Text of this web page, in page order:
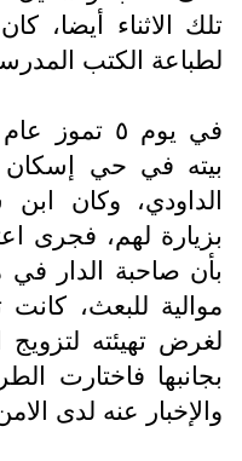
تلك الاثناء
لطباعة الكتب
بيته في حي إسكان
الداودي، وكان
بزيارة لهم، فجرى
بأن صاحبة الدار في
موالية للبعث،
لغرض تهيئته لتزويج
بجانبها فاختارت
والإخبار عنه لدى